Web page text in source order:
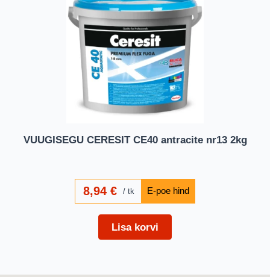
VUUGISEGU CERESIT CE40 antracite nr13 2kg
8,94€ tk
Lisa korvi